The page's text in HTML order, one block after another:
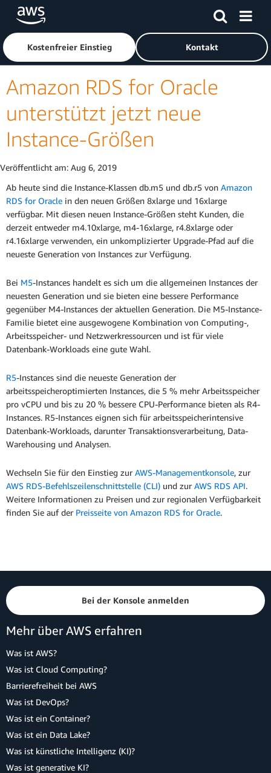
Überspringen zum Hauptinhalt
Klicken Sie hier, um zur Amazon Web Services-Startseite
Kostenfreier Einstieg Kontakt
Amazon RDS for Oracle
unterstützt jetzt neue
Instance-Größen
Veröffentlicht am: Aug 6, 2019
Ab heute sind die Instance-Klassen db.m5 und db.r5 von Amazon
RDS for Oracle in den neuen Größen 8xlarge und 16xlarge
verfügbar. Mit diesen neuen Instance-Größen steht Kunden, die
derzeit entweder m4.10xlarge, m4-16xlarge, r4.8xlarge oder
r4.16xlarge verwenden, ein unkomplizierter Upgrade-Pfad auf die
neueste Generation von Instances zur Verfügung.
Bei M5-Instances handelt es sich um die allgemeinen Instances der
neuesten Generation und sie bieten eine bessere Performance
gegenüber M4-Instances der aktuellen Generation. Die M5-Instance-
Familie bietet eine ausgewogene Kombination von Computing-,
Arbeitsspeicher- und Netzwerkressourcen und ist für viele
Datenbank-Workloads eine gute Wahl.
R5-Instances sind die neueste Generation der
arbeitsspeicheroptimierten Instances, die 5 % mehr Arbeitsspeicher
pro vCPU und bis zu 20 % bessere CPU-Performance bieten als R4-
Instances. R5-Instances eignen sich für arbeitsspeicherintensive
Datenbank-Workloads, darunter Transaktionsverarbeitung, Data-
Warehousing und Analysen.
Wechseln Sie für den Einstieg zur AWS-Managementkonsole, zur
AWS RDS-Befehlszeilenschnittstelle (CLI) und zur AWS RDS API.
Weitere Informationen zu Preisen und zur regionalen Verfügbarkeit
finden Sie auf der Preisseite von Amazon RDS for Oracle.
Bei der Konsole anmelden
Mehr über AWS erfahren
Was ist AWS?
Was ist Cloud Computing?
Barrierefreiheit bei AWS
Was ist DevOps?
Was ist ein Container?
Was ist ein Data Lake?
Was ist künstliche Intelligenz (KI)?
Was ist generative KI?